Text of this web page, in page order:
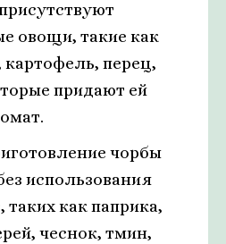
овощи, такие как
перец,
придают ей
чорбы
использования
таких как паприка,
чеснок, тмин,